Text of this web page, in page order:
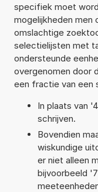
specifiek moet
mogelijkheden men
omslachtige
selectielijsten met
ondersteunde
overgenomen door
een fractie van een
In plaats van
schrijven.
Bovendien
wiskundige
er niet alleen
bijvoorbeeld